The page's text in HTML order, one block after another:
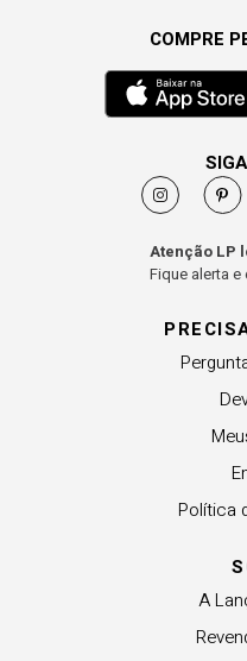
Política
A
COMPRE
Atenção LP
Fique alerta